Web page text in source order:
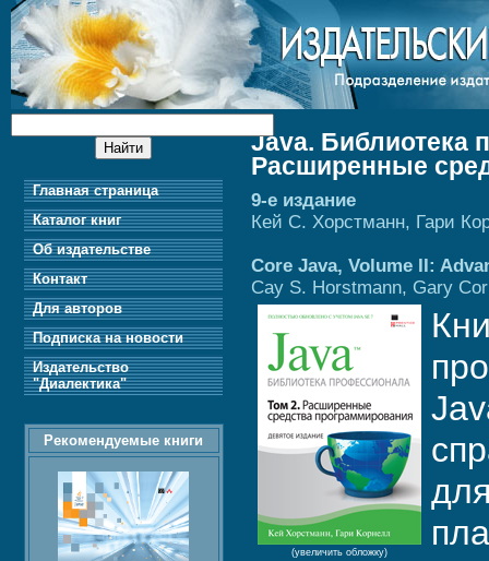
Java. Библиотека
Расширенные
9-е издание
Кей С. Хорстманн, Гари
Core Java, Volume II:
Cay S. Horstmann, Gary
(увеличить обложку)
Главная страница
Каталог книг
Об издательстве
Контакт
Для авторов
Подписка на новости
Издательство
"Диалектика"
Рекомендуемые книги